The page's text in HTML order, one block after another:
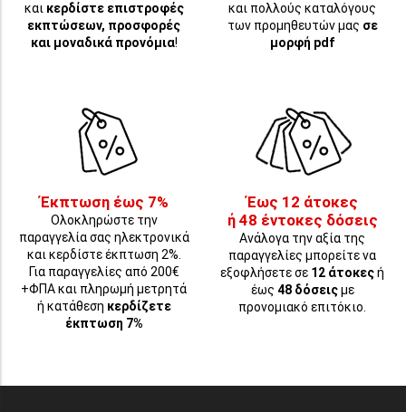
και κερδίστε επιστροφές
εκπτώσεων, προσφορές
και μοναδικά προνόμια!
και πολλούς καταλόγους
των προμηθευτών μας σε
μορφή pdf
Έκπτωση έως 7%
Ολοκληρώστε την
παραγγελία σας ηλεκτρονικά
και κερδίστε έκπτωση 2%.
Για παραγγελίες από 200€
+ΦΠΑ και πληρωμή μετρητά
ή κατάθεση κερδίζετε
έκπτωση 7%
Έως 12 άτοκες
ή 48 έντοκες δόσεις
Ανάλογα την αξία της
παραγγελίες μπορείτε να
εξοφλήσετε σε 12 άτοκεςή
έως 48 δόσειςμε
προνομιακό επιτόκιο.